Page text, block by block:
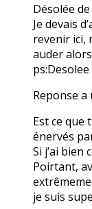
Désolée
Je devais
revenir ici,
auder
Reponse
Est ce
énervés
Si j’ai bien
Poirtant,
je suis